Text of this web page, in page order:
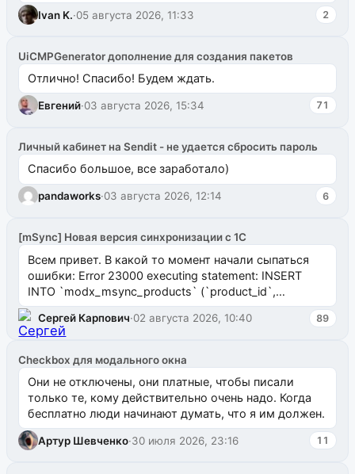
ms2galleryphp
Ivan K.·05 августа 2026, 11:33 2
UiCMPGenerator дополнение для создания пакетов
Отлично! Спасибо! Будем ждать.
Евгений·03 августа 2026, 15:34 71
Личный кабинет на Sendit - не удается сбросить пароль
Спасибо большое, все заработало)
pandaworks·03 августа 2026, 12:14 6
[mSync] Новая версия синхронизации с 1С
Всем привет. В какой то момент начали сыпаться
ошибки: Error 23000 executing statement: INSERT
INTO `modx_msync_products` (`product_id`,
`uuid_1c`) VALUES ...
Сергей Карпович·02 августа 2026, 10:40 89
Checkbox для модального окна
Они не отключены, они платные, чтобы писали
только те, кому действительно очень надо. Когда
бесплатно люди начинают думать, что я им должен.
Артур Шевченко·30 июля 2026, 23:16 11